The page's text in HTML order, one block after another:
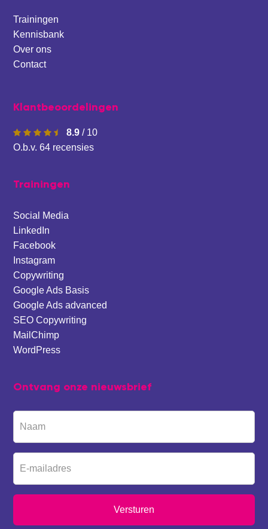
Trainingen
Kennisbank
Over ons
Contact
Klantbeoordelingen
8.9 / 10
O.b.v.64 recensies
Trainingen
Social Media
LinkedIn
Facebook
Instagram
Copywriting
Google Ads Basis
Google Ads advanced
SEO Copywriting
MailChimp
WordPress
Ontvang onze nieuwsbrief